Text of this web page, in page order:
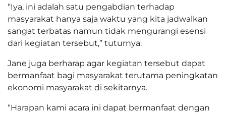
“Iya, ini adalah satu pengabdian terhadap
masyarakat hanya saja waktu yang kita jadwalkan
sangat terbatas namun tidak mengurangi esensi
dari kegiatan tersebut,” tuturnya.
Jane juga berharap agar kegiatan tersebut dapat
bermanfaat bagi masyarakat terutama peningkatan
ekonomi masyarakat di sekitarnya.
“Harapan kami acara ini dapat bermanfaat dengan